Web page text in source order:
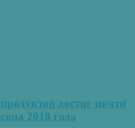
достиг почти
2018 года